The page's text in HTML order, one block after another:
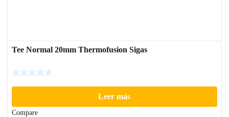
Tee Normal 20mm Thermofusion Sigas
Leer más
Compare